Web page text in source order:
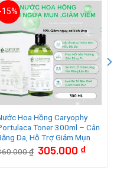
-15%
Hoa Hồng Caryophy
Toner 300ml – Cân
Da, Hỗ Trợ Giảm Mụn
₫ Giá
gốc
305.000 ₫Giá
hiện